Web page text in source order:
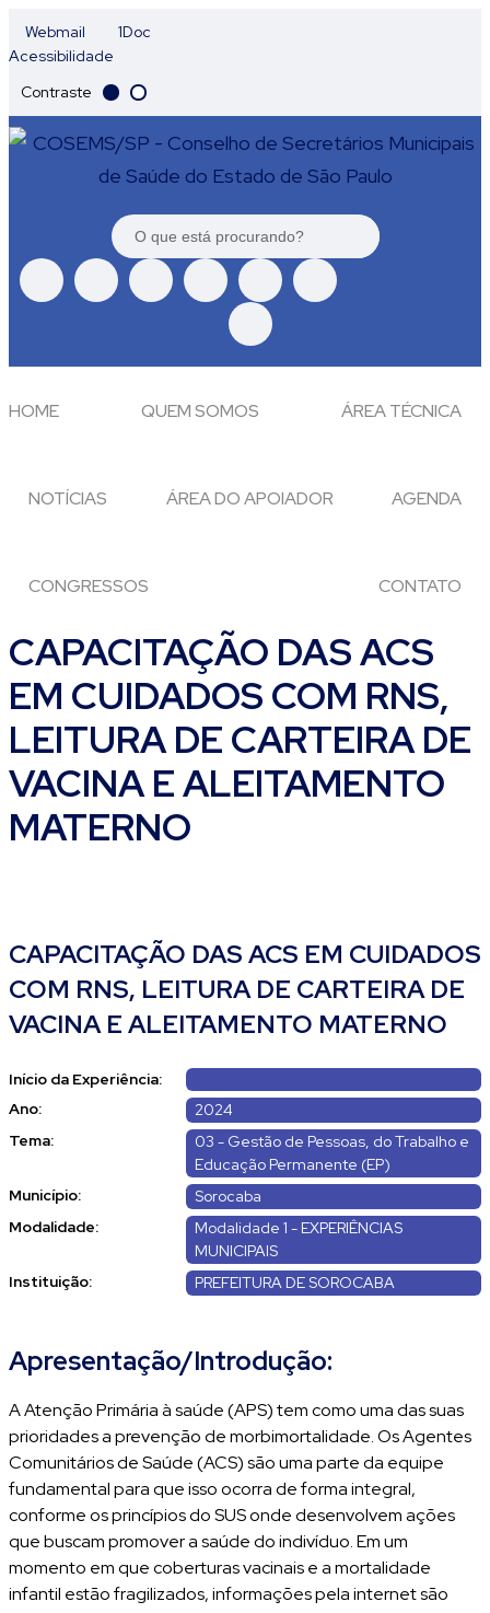
Webmail
1Doc
Acessibilidade
Contraste
HOME QUEM SOMOS ÁREA TÉCNICA
NOTÍCIAS ÁREA DO APOIADOR AGENDA
CONGRESSOS CONTATO
CAPACITAÇÃO DAS ACS
EM CUIDADOS COM RNS,
LEITURA DE CARTEIRA DE
VACINA E ALEITAMENTO
MATERNO
CAPACITAÇÃO DAS ACS EM CUIDADOS
COM RNS, LEITURA DE CARTEIRA DE
VACINA E ALEITAMENTO MATERNO
Início da Experiência:
Ano:
2024
Tema:
03 - Gestão de Pessoas, do Trabalho e
Educação Permanente (EP)
Município:
Sorocaba
Modalidade:
Modalidade 1 - EXPERIÊNCIAS
MUNICIPAIS
Instituição:
PREFEITURA DE SOROCABA
Apresentação/Introdução:
A Atenção Primária à saúde (APS) tem como uma das suas
prioridades a prevenção de morbimortalidade. Os Agentes
Comunitários de Saúde (ACS) são uma parte da equipe
fundamental para que isso ocorra de forma integral,
conforme os princípios do SUS onde desenvolvem ações
que buscam promover a saúde do indivíduo. Em um
momento em que coberturas vacinais e a mortalidade
infantil estão fragilizados, informações pela internet são